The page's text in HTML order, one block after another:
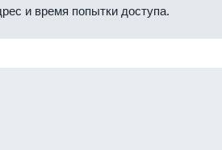
и время попытки доступа.